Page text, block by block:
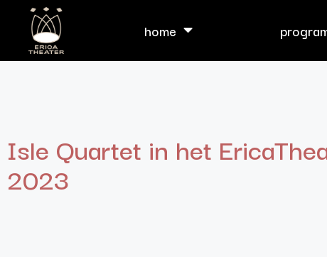
home
Isle Quartet in het
2023